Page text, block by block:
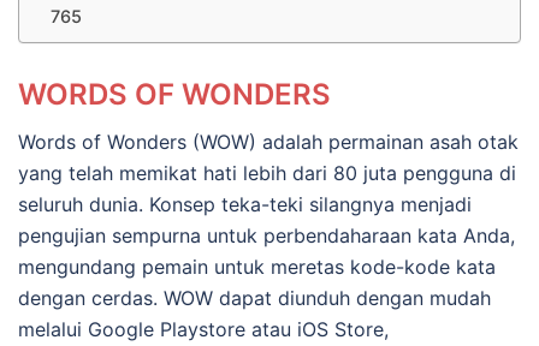
765
WORDS OF WONDERS
Words of Wonders (WOW) adalah permainan asah otak
yang telah memikat hati lebih dari 80 juta pengguna di
seluruh dunia. Konsep teka-teki silangnya menjadi
pengujian sempurna untuk perbendaharaan kata Anda,
mengundang pemain untuk meretas kode-kode kata
dengan cerdas. WOW dapat diunduh dengan mudah
melalui Google Playstore atau iOS Store,